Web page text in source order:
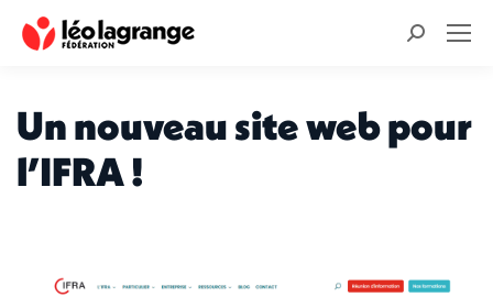
Recherche
Un nouveau site web pour
l’IFRA !